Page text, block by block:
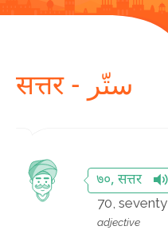
सत्तर - ستّر
७०, सत्तर
70, seventy
adjective